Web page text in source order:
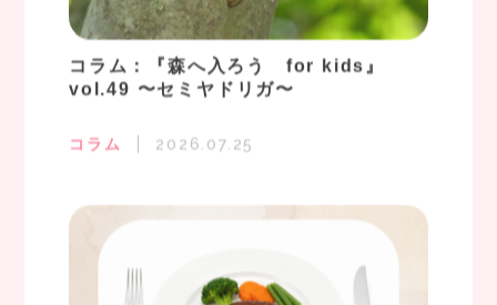
コラム：『森へ入ろう for kids』
vol.49 〜セミヤドリガ〜
コラム 2026.07.25